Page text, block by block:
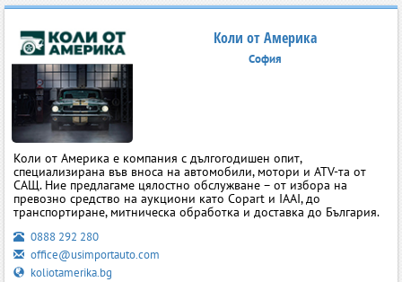
Коли от Америка
София
Коли от Америка е компания с дългогодишен опит,
специализирана във вноса на автомобили, мотори и ATV-та от
САЩ. Ние предлагаме цялостно обслужване – от избора на
превозно средство на аукциони като Copart и IAAI, до
транспортиране, митническа обработка и доставка до България.
0888 292 280
office@usimportauto.com
koliotamerika.bg